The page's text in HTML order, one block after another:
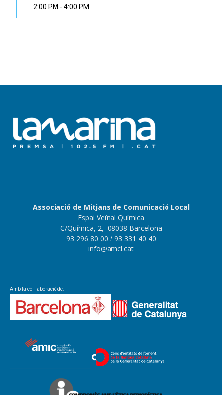
2:00 PM - 4:00 PM
Associació de Mitjans de Comunicació Local
Espai Veïnal Química
C/Química, 2, 08038 Barcelona
93 296 80 00 / 93 331 40 40
info@amcl.cat
Amb la col·laboració de: